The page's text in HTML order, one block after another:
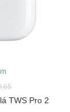
TWS Pro 2